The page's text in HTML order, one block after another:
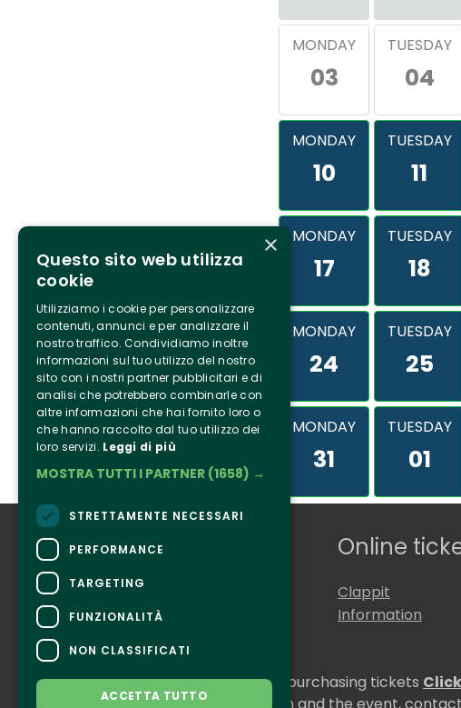
MONDAY
03
TUESDAY
04
MONDAY
10
TUESDAY
11
MONDAY
17
TUESDAY
18
MONDAY
24
TUESDAY
25
MONDAY
31
TUESDAY
01
Who we are
Tenuta Selvaggia
Contacts
Online
Clappit
Information
CONTACTS
For information and support in purchasing tickets
×
Questo sito web utilizza
cookie
Utilizziamo i cookie per personalizzare
contenuti, annunci e per analizzare il
nostro traffico. Condividiamo inoltre
informazioni sul tuo utilizzo del nostro
sito con i nostri partner pubblicitari e di
analisi che potrebbero combinarle con
altre informazioni che hai fornito loro o
che hanno raccolto dal tuo utilizzo dei
loro servizi. Leggi di più
MOSTRA TUTTI I PARTNER (1658) →
STRETTAMENTE NECESSARI
PERFORMANCE
TARGETING
FUNZIONALITÀ
NON CLASSIFICATI
ACCETTA TUTTO